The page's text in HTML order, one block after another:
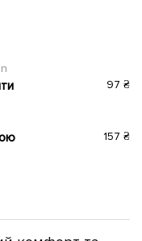
97 ₴
157 ₴